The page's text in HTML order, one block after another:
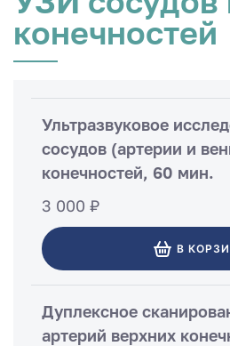
конечностей
Ультразвуковое
сосудов (артерии и
конечностей, 60 мин.
3 000 ₽
В
Дуплексное
артерий верхних